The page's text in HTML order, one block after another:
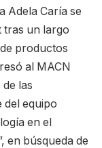
Adela Caría se
tras un largo
productos
al MACN
las
del equipo
en el
en búsqueda de